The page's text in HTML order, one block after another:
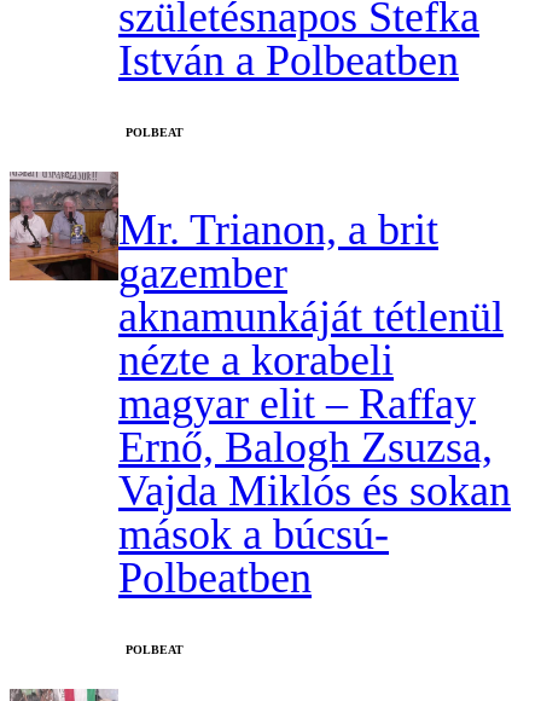
születésnapos Stefka
István a Polbeatben
‎POLBEAT
Mr. Trianon, a brit
gazember
aknamunkáját tétlenül
nézte a korabeli
magyar elit – Raffay
Ernő, Balogh Zsuzsa,
Vajda Miklós és sokan
mások a búcsú-
Polbeatben
‎POLBEAT